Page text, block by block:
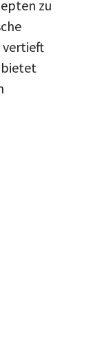
zu
vertieft
bietet